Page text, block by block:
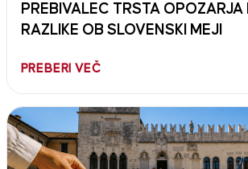
PREBIVALEC TRSTA OPOZARJA
RAZLIKE OB SLOVENSKI MEJI
PREBERI VEČ